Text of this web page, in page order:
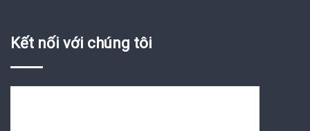
Kết nối với chúng tôi